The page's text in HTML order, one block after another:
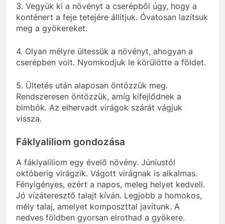
3. Vegyük ki a növényt a cserépből úgy, hogy a
konténert a feje tetejére állítjuk. Óvatosan lazítsuk
meg a gyökereket.
4. Olyan mélyre ültessük a növényt, ahogyan a
cserépben volt. Nyomkodjuk le körülötte a földet.
5. Ültetés után alaposan öntözzük meg.
Rendszeresen öntözzük, amíg kifejlődnek a
bimbók. Az elhervadt virágok szárát vágjuk
vissza.
Fáklyaliliom gondozása
A fáklyaliliom egy évelő növény. Júniustól
októberig virágzik. Vágott virágnak is alkalmas.
Fényigényes, ezért a napos, meleg helyet kedveli.
Jó vízáteresztő talajt kíván. Legjobb a homokos,
mély talaj, amelyet komposzttal javítunk. A
nedves földben gyorsan elrothad a gyökere.